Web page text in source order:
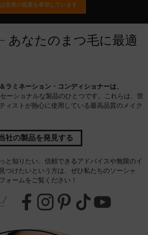
営業の提案を希望しています
あなたのまつ毛に最適
ラミネーション・コンディショナーは、
ーショナルな製品のひとつです。これらは、世
ィストが熱心に使用している最高品質のメイク
社の製品を発見する
と知りたい、信頼できるアドバイスや無限のイ
つけたいという方は、ぜひ私たちのソーシャ
ォームをご覧ください！